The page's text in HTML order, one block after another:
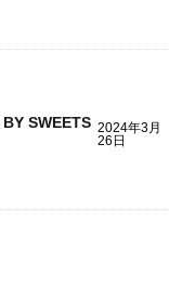
SWEETS 2024年3月
26日